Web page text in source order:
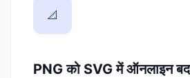
📐
PNG को SVG में ऑनलाइन